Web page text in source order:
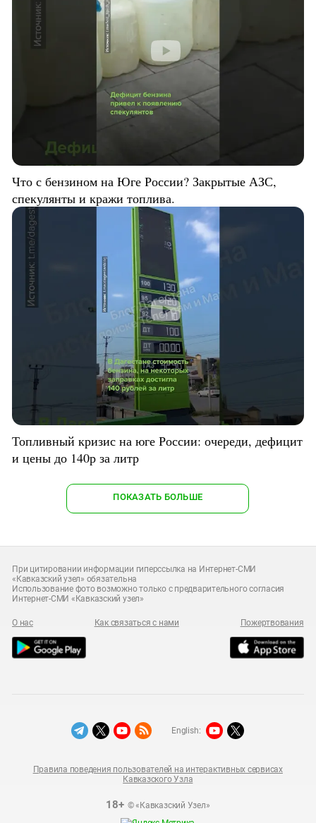
Что с бензином на Юге России? Закрытые АЗС,
спекулянты и кражи топлива.
Топливный кризис на юге России: очереди, дефицит
и цены до 140р за литр
ПОКАЗАТЬ БОЛЬШЕ
При цитировании информации гиперссылка на Интернет-СМИ
«Кавказский узел» обязательна
Использование фото возможно только с предварительного согласия
Интернет-СМИ «Кавказский узел»
О нас Как связаться с нами Пожертвования
18+© «Кавказский Узел»
Правила поведения пользователей на интерактивных сервисах
Кавказского Узла
English: